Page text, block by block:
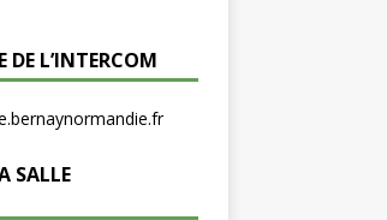
DE L’INTERCOM
SALLE